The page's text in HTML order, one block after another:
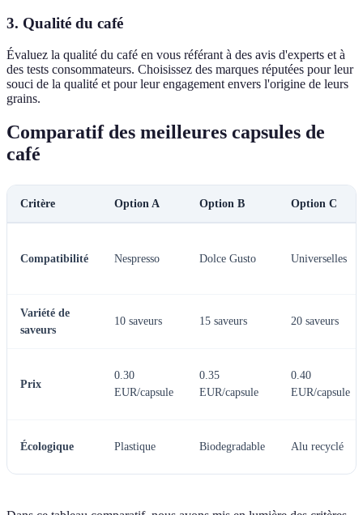
3. Qualité du café
Évaluez la qualité du café en vous référant à des avis d'experts et à
des tests consommateurs. Choisissez des marques réputées pour leur
souci de la qualité et pour leur engagement envers l'origine de leurs
grains.
Comparatif des meilleures capsules de
café
Critère Option A Option B Option C
Compatibilité Nespresso Dolce Gusto Universelles
Variété de
saveurs
10 saveurs 15 saveurs 20 saveurs
Prix
0.30
EUR/capsule
0.35
EUR/capsule
0.40
EUR/capsule
Écologique Plastique Biodegradable Alu recyclé